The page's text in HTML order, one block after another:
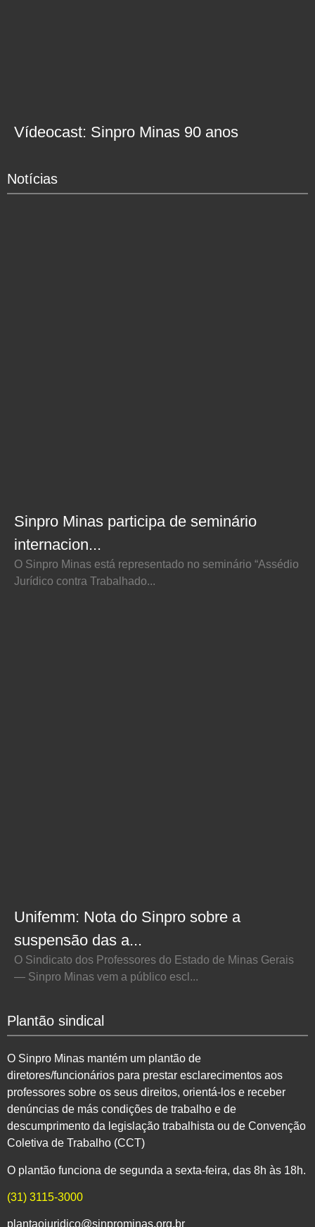
Vídeocast: Sinpro Minas 90 anos
Notícias
Sinpro Minas participa de seminário
internacion...
O Sinpro Minas está representado no seminário “Assédio
Jurídico contra Trabalhado...
Unifemm: Nota do Sinpro sobre a
suspensão das a...
O Sindicato dos Professores do Estado de Minas Gerais
— Sinpro Minas vem a público escl...
Plantão sindical
O Sinpro Minas mantém um plantão de
diretores/funcionários para prestar esclarecimentos aos
professores sobre os seus direitos, orientá-los e receber
denúncias de más condições de trabalho e de
descumprimento da legislação trabalhista ou de Convenção
Coletiva de Trabalho (CCT)
O plantão funciona de segunda a sexta-feira, das 8h às 18h.
(31) 3115-3000
plantaojuridico@sinprominas.org.br